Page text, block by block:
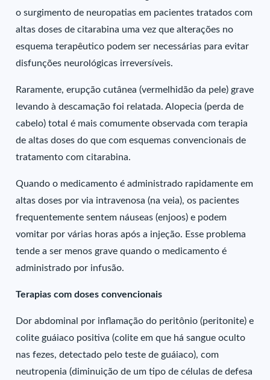
o surgimento de neuropatias em pacientes tratados com
altas doses de citarabina uma vez que alterações no
esquema terapêutico podem ser necessárias para evitar
disfunções neurológicas irreversíveis.
Raramente, erupção cutânea (vermelhidão da pele) grave
levando à descamação foi relatada. Alopecia (perda de
cabelo) total é mais comumente observada com terapia
de altas doses do que com esquemas convencionais de
tratamento com citarabina.
Quando o medicamento é administrado rapidamente em
altas doses por via intravenosa (na veia), os pacientes
frequentemente sentem náuseas (enjoos) e podem
vomitar por várias horas após a injeção. Esse problema
tende a ser menos grave quando o medicamento é
administrado por infusão.
Terapias com doses convencionais
Dor abdominal por inflamação do peritônio (peritonite) e
colite guáiaco positiva (colite em que há sangue oculto
nas fezes, detectado pelo teste de guáiaco), com
neutropenia (diminuição de um tipo de células de defesa